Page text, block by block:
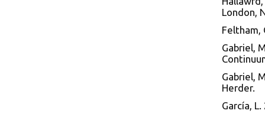
London,
Feltham,
Gabriel,
Gabriel,
Herder.
García,